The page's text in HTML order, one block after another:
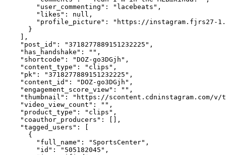
        "user_commenting": "lacebeats",
        "likes": null,
"profile_picture": "https://instagram.fjrs27-
      }
    ],
    "post_id": "3718277889151232225",
    "has_handshake": "",
    "shortcode": "DOZ-go3DGjh",
    "content_type": "clips",
    "pk": "3718277889151232225",
    "content_id": "DOZ-go3DGjh",
    "engagement_score_view": "",
"thumbnail": "https://scontent.cdninstagram.com/
    "video_view_count": "",
    "product_type": "clips",
    "coauthor_producers": [],
    "tagged_users": [
      {
        "full_name": "SportsCenter",
        "id": "505182045",